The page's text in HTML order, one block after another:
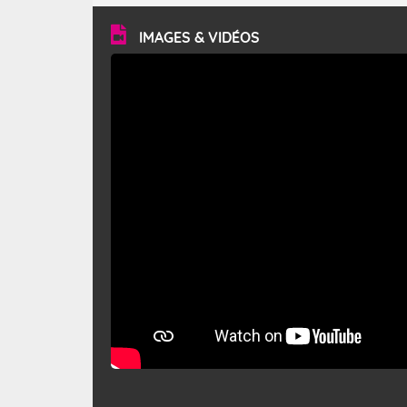
vitesse moyenne de 50 km/h et atteindre 80 à 100 km/h
en rafales, parfois davantage. Il parcourt la basse vallée
du Rhône et la Provence et envahit le littoral
méditerranéen à partir de la Camargue.
IMAGES & VIDÉOS